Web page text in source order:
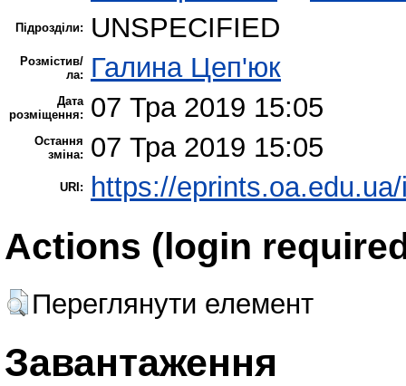
Підрозділи: UNSPECIFIED
Розмістив/
ла:
Галина Цеп'юк
Дата
розміщення:
07 Тра 2019 15:05
Остання
зміна:
07 Тра 2019 15:05
URI: https://
Actions (login
Переглянути елемент
Завантаження